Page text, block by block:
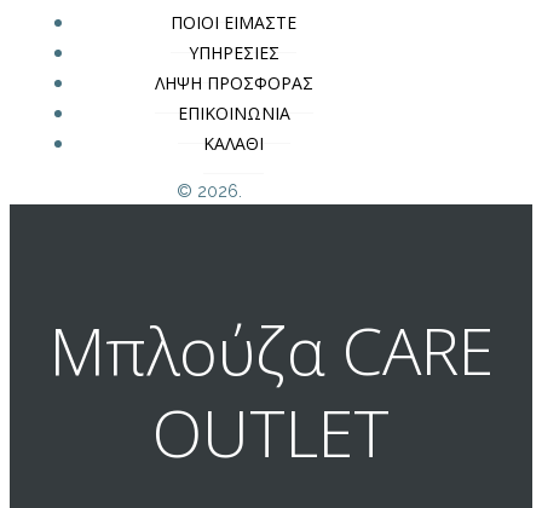
ΠΟΙΟΙ ΕΙΜΑΣΤΕ
ΥΠΗΡΕΣΙΕΣ
ΛΗΨΗ ΠΡΟΣΦΟΡΑΣ
ΕΠΙΚΟΙΝΩΝΙΑ
ΚΑΛΑΘΙ
© 2026.
Μπλούζα CARE
OUTLET